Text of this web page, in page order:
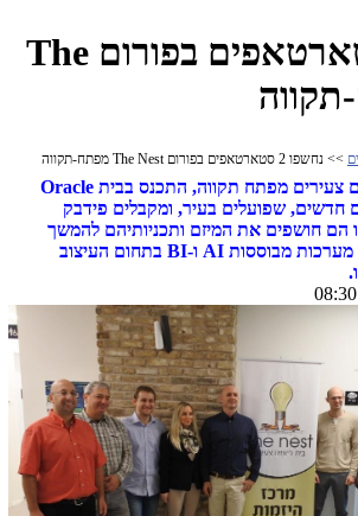
נחשפו 2 סטארטאפים בפורום The
>> נחשפו 2 סטארטאפים בפורום The Nest מפתח-תקווה
- הבית ליזמים צעירים מפתח תקווה, התכנס בבית Oracle
2 מיזמים חדשים, שפועלים בעיר, ומקבלים פידבק
הם חושפים את המיזם ותכניותיהם להמשך
הפיתוח. המיזמים חשפו מערכות מבוססות AI ו-BI בתחום העיצוב